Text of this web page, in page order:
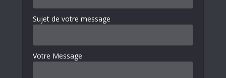
Sujet de votre message
Votre Message